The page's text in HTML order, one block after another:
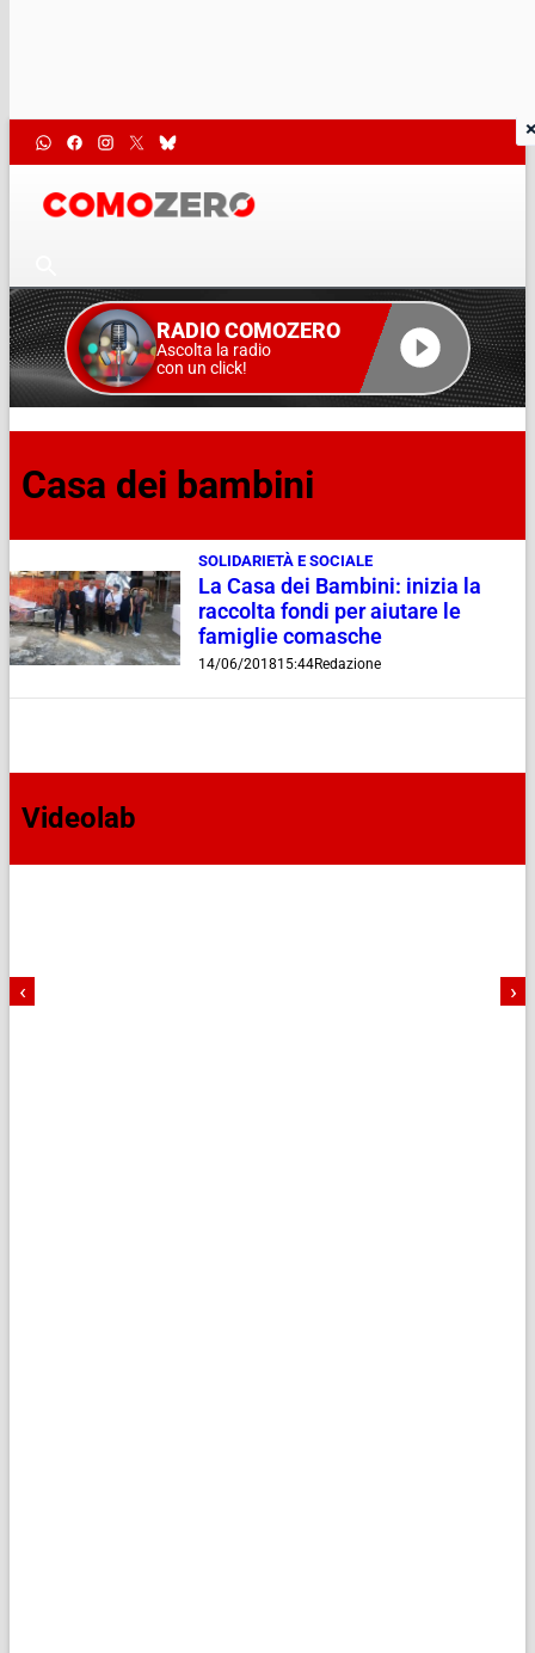
RADIO COMOZERO
Ascolta la radio
con un click!
Casa dei bambini
SOLIDARIETÀ E SOCIALE
La Casa dei Bambini: inizia la
raccolta fondi per aiutare le
famiglie comasche
14/06/201815:44Redazione
Videolab
‹ ›